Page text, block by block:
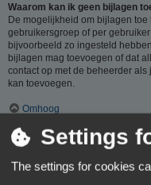
Waarom kan ik geen bijlagen
De mogelijkheid om bijlagen
gebruikersgroep of per
bijvoorbeeld zo ingesteld
bijlagen mag toevoegen of dat
contact op met de beheerder
kan toevoegen.
Omhoog
Waarom ontving ik een
Op ieder forum gelden
de beheerder) overtreedt, kun
Settings
The settings for cookies